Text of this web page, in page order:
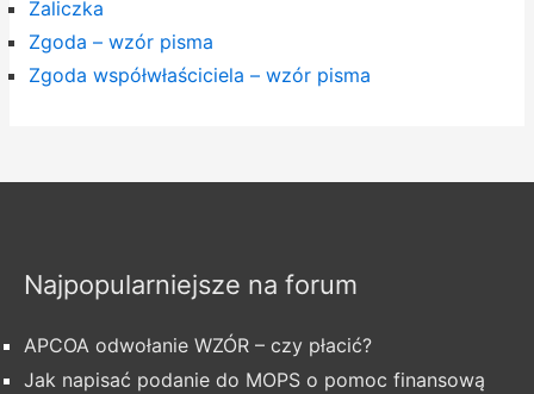
Zaliczka
Zgoda – wzór pisma
Zgoda współwłaściciela – wzór pisma
Najpopularniejsze na forum
APCOA odwołanie WZÓR – czy płacić?
Jak napisać podanie do MOPS o pomoc finansową